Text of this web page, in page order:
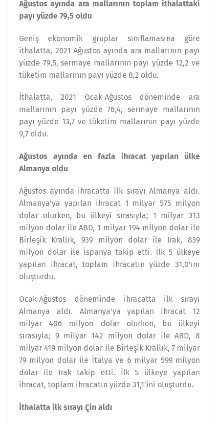
Ağustos ayında ara mallarının toplam ithalattaki
payı yüzde 79,5 oldu
Geniş ekonomik gruplar sınıflamasına göre
ithalatta, 2021 Ağustos ayında ara mallarının payı
yüzde 79,5, sermaye mallarının payı yüzde 12,2 ve
tüketim mallarının payı yüzde 8,2 oldu.
İthalatta, 2021 Ocak-Ağustos döneminde ara
mallarının payı yüzde 76,4, sermaye mallarının
payı yüzde 13,7 ve tüketim mallarının payı yüzde
9,7 oldu.
Ağustos ayında en fazla ihracat yapılan ülke
Almanya oldu
Ağustos ayında ihracatta ilk sırayı Almanya aldı.
Almanya’ya yapılan ihracat 1 milyar 575 milyon
dolar olurken, bu ülkeyi sırasıyla; 1 milyar 313
milyon dolar ile ABD, 1 milyar 194 milyon dolar ile
Birleşik Krallık, 939 milyon dolar ile Irak, 839
milyon dolar ile İspanya takip etti. İlk 5 ülkeye
yapılan ihracat, toplam ihracatın yüzde 31,0’ını
oluşturdu.
Ocak-Ağustos döneminde ihracatta ilk sırayı
Almanya aldı. Almanya’ya yapılan ihracat 12
milyar 406 milyon dolar olurken, bu ülkeyi
sırasıyla; 9 milyar 142 milyon dolar ile ABD, 8
milyar 419 milyon dolar ile Birleşik Krallık, 7 milyar
79 milyon dolar ile İtalya ve 6 milyar 599 milyon
dolar ile Irak takip etti. İlk 5 ülkeye yapılan
ihracat, toplam ihracatın yüzde 31,1’ini oluşturdu.
İthalatta ilk sırayı Çin aldı